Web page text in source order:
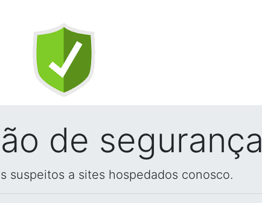
de segurança
suspeitos a sites hospedados conosco.